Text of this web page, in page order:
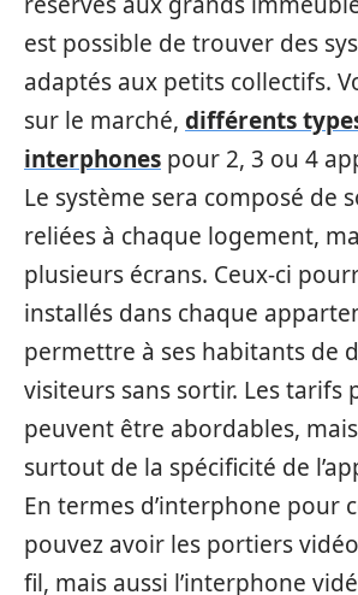
est possible de trouver des
adaptés aux petits collectifs.
sur le marché, différents
interphones pour 2, 3 ou 4
Le système sera composé de
reliées à chaque logement,
plusieurs écrans. Ceux-ci
installés dans chaque
permettre à ses habitants de
visiteurs sans sortir. Les tarifs
peuvent être abordables,
surtout de la spécificité de
En termes d’interphone pour
pouvez avoir les portiers
fil, mais aussi l’interphone